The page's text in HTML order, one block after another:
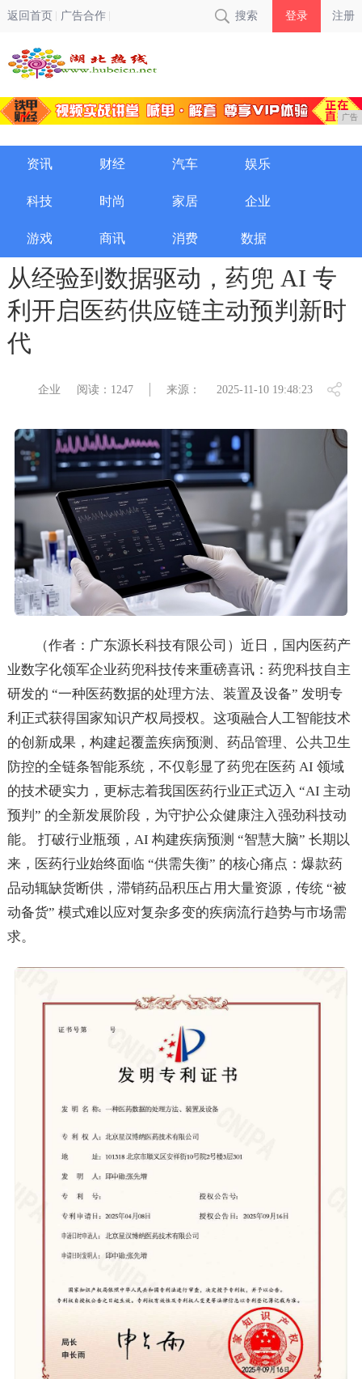
返回首页 广告合作 搜索 登录 注册
广告
资讯 财经 汽车 娱乐
科技 时尚 家居 企业
游戏 商讯 消费 数据
从经验到数据驱动，药兜 AI 专
利开启医药供应链主动预判新时
代
企业 阅读：1247 来源： 2025-11-10 19:48:23
（作者：广东源长科技有限公司）近日，国内医药产
业数字化领军企业药兜科技传来重磅喜讯：药兜科技自主
研发的 “一种医药数据的处理方法、装置及设备” 发明专
利正式获得国家知识产权局授权。这项融合人工智能技术
的创新成果，构建起覆盖疾病预测、药品管理、公共卫生
防控的全链条智能系统，不仅彰显了药兜在医药 AI 领域
的技术硬实力，更标志着我国医药行业正式迈入 “AI 主动
预判” 的全新发展阶段，为守护公众健康注入强劲科技动
能。 打破行业瓶颈，AI 构建疾病预测 “智慧大脑” 长期以
来，医药行业始终面临 “供需失衡” 的核心痛点：爆款药
品动辄缺货断供，滞销药品积压占用大量资源，传统 “被
动备货” 模式难以应对复杂多变的疾病流行趋势与市场需
求。